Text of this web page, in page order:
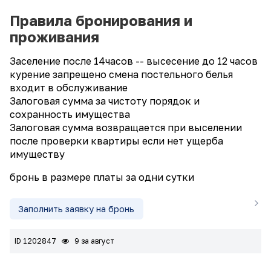
Правила бронирования и
проживания
Заселение после 14часов -- высесение до 12 часов
курение запрещено смена постельного белья
входит в обслуживание
Залоговая сумма за чистоту порядок и
сохранность имущества
Залоговая сумма возвращается при выселении
после проверки квартиры если нет ущерба
имуществу
бронь в размере платы за одни сутки
Заполнить заявку на бронь
ID 1202847 9 за август